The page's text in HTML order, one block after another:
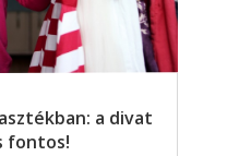
a divat
fontos!